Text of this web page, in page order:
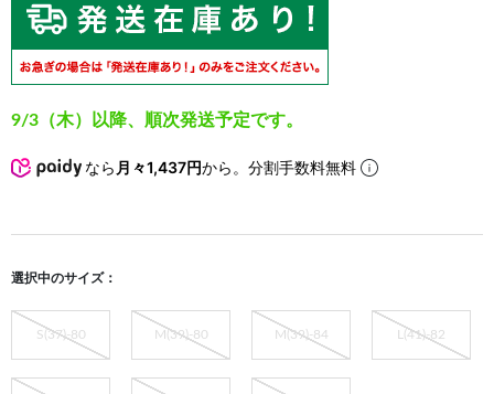
9/3（木）以降、順次発送予定です。
なら 月々1,437円から。分割手数料無料
選択中のサイズ：
S(37)-80 M(39)-80 M(39)-84 L(41)-82